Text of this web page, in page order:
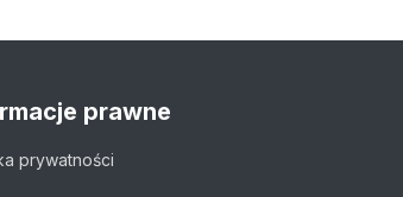
prawne
prywatności